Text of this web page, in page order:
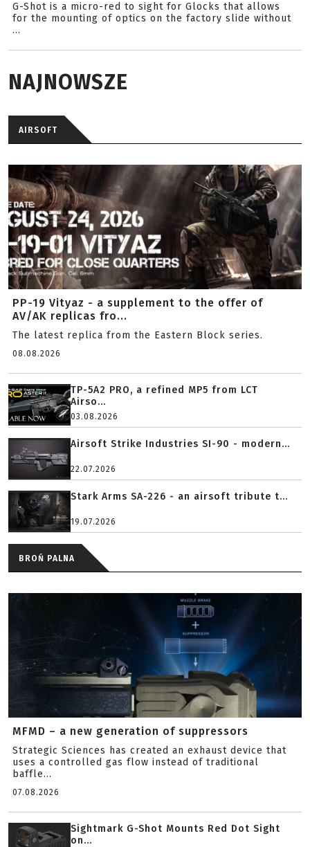
G-Shot is a micro-red to sight for Glocks that allows
for the mounting of optics on the factory slide without
...
NAJNOWSZE
AIRSOFT
PP-19 Vityaz - a supplement to the offer of
AV/AK replicas fro...
The latest replica from the Eastern Block series.
08.08.2026
TP-5A2 PRO, a refined MP5 from LCT
Airso...
03.08.2026
Airsoft Strike Industries SI-90 - modern...
22.07.2026
Stark Arms SA-226 - an airsoft tribute t...
19.07.2026
BROŃ PALNA
MFMD – a new generation of suppressors
Strategic Sciences has created an exhaust device that
uses a controlled gas flow instead of traditional
baffle...
07.08.2026
Sightmark G-Shot Mounts Red Dot Sight
on...